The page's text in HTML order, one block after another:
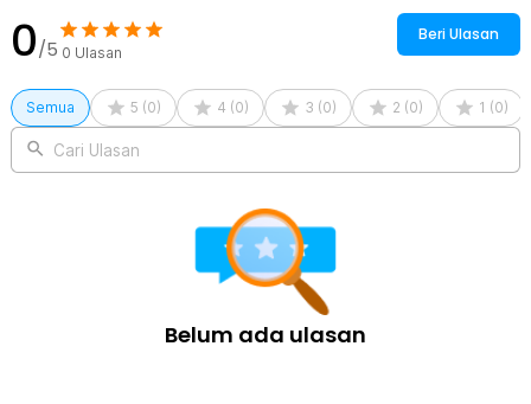
Rincian yang Anda dapatkan untuk pembelian produk ini:
1 x Foley Selang Kateter Urethral Catheter Foley 2 Way Latex
0/5 0 Ulasan
Beri Ulasan
Semua 5 (0) 4 (0) 3 (0) 2 (0) 1 (0)
Cari Ulasan
Belum ada ulasan